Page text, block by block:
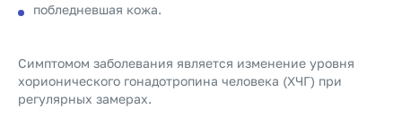
побледневшая кожа.
Симптомом заболевания является изменение уровня
хорионического гонадотропина человека (ХЧГ) при
регулярных замерах.